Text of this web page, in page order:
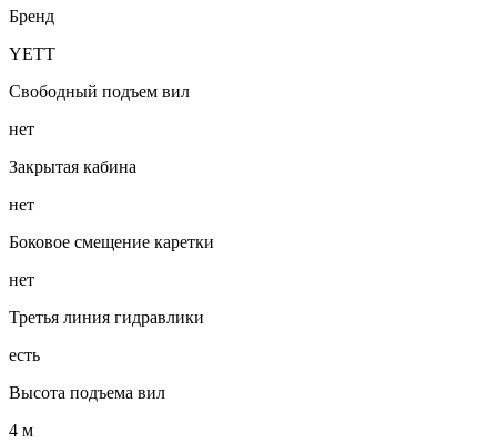
Бренд
YETT
Свободный подъем вил
нет
Закрытая кабина
нет
Боковое смещение каретки
нет
Третья линия гидравлики
есть
Высота подъема вил
4 м